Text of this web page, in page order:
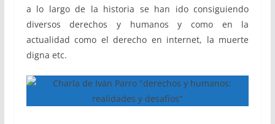
a lo largo de la historia se han ido consiguiendo
diversos derechos y humanos y como en la
actualidad como el derecho en internet, la muerte
digna etc.